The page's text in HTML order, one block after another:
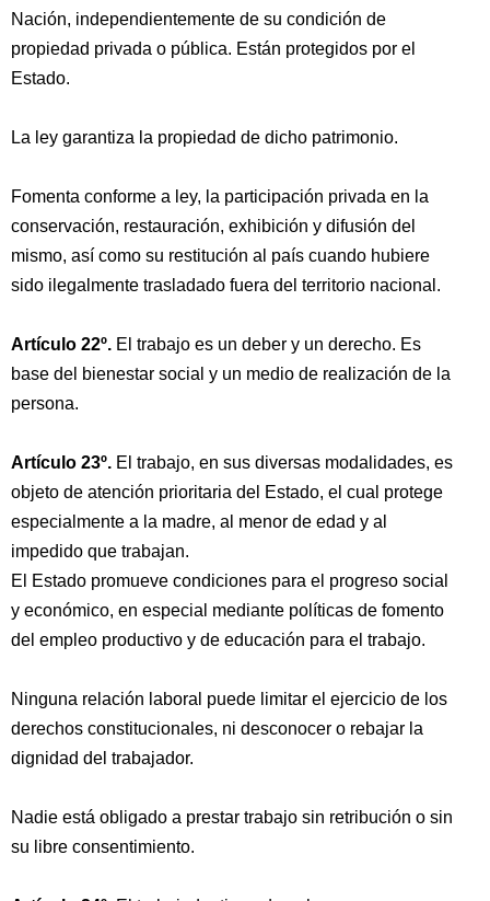
Nación, independientemente de su condición de
propiedad privada o pública. Están protegidos por el
Estado.
La ley garantiza la propiedad de dicho patrimonio.
Fomenta conforme a ley, la participación privada en la
conservación, restauración, exhibición y difusión del
mismo, así como su restitución al país cuando hubiere
sido ilegalmente trasladado fuera del territorio nacional.
Artículo 22º. El trabajo es un deber y un derecho. Es
base del bienestar social y un medio de realización de la
persona.
Artículo 23º. El trabajo, en sus diversas modalidades, es
objeto de atención prioritaria del Estado, el cual protege
especialmente a la madre, al menor de edad y al
impedido que trabajan.
El Estado promueve condiciones para el progreso social
y económico, en especial mediante políticas de fomento
del empleo productivo y de educación para el trabajo.
Ninguna relación laboral puede limitar el ejercicio de los
derechos constitucionales, ni desconocer o rebajar la
dignidad del trabajador.
Nadie está obligado a prestar trabajo sin retribución o sin
su libre consentimiento.